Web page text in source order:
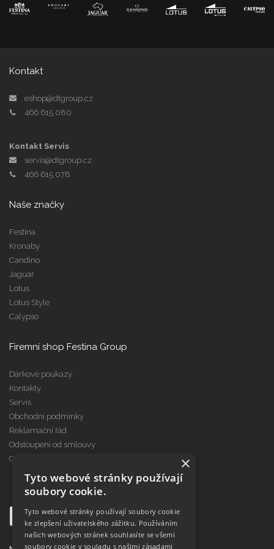
Kontakt
eshop@dtgroup.cz
466 615 080
Kontakt Servis
servis@dtgroup.cz
466 615 078
Naše značky
Festina
Kronaby
Candino
Jaguar
Lotus
Lotus Style
Calypso
Firemní shop Festina Group
Dárkové poukazy
Kontakty
Servis
Obchodní podmínky
Reklamační řád
Odstoupení od smlouvy
Cookies
×
Tyto webové stránky používají
soubory cookie.
Tyto webové stránky používají soubory cookie
ke zlepšení uživatelského zážitku. Používáním
našich webových stránek souhlasíte se všemi
soubory cookie v souladu s našimi zásadami